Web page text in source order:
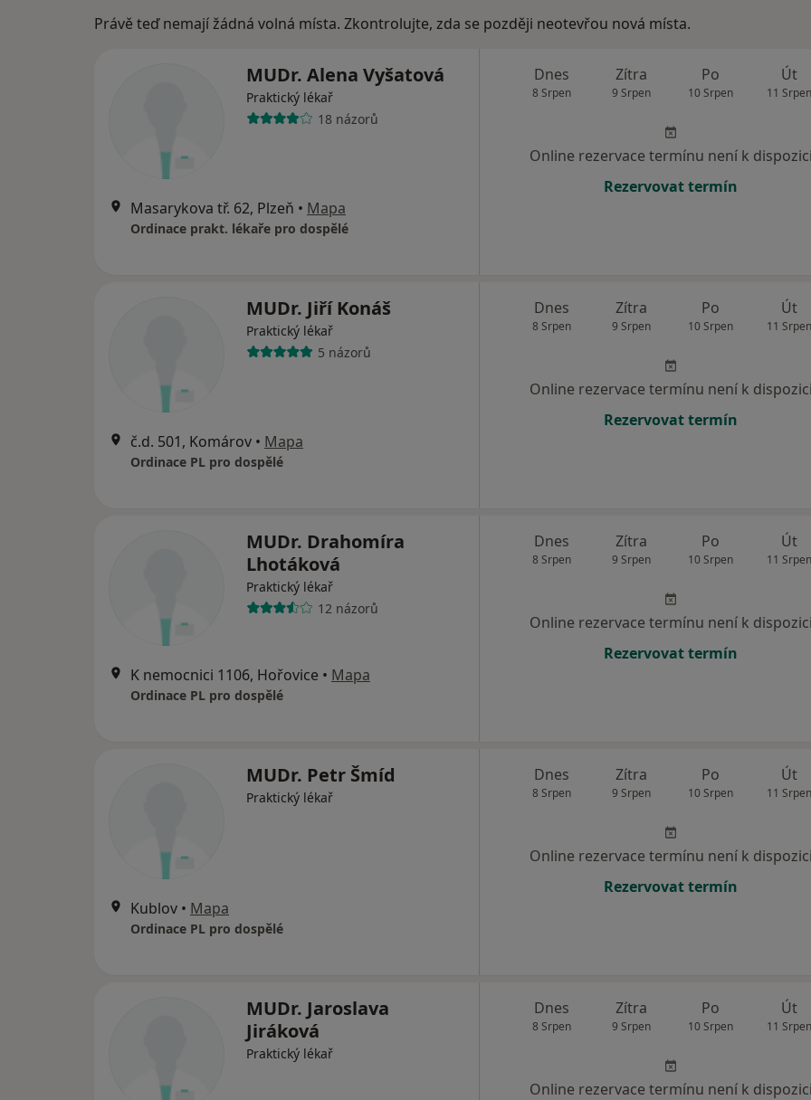
Právě teď nemají žádná volná místa. Zkontrolujte, zda se později neotevřou nová místa.
MUDr. Alena Vyšatová
Praktický lékař
18 názorů
Masarykova tř. 62, Plzeň • Mapa
Ordinace prakt. lékaře pro dospělé
Dnes
8 Srpen
Zítra
9 Srpen
Po
10 Srpen
Út
11 Srpen
Online rezervace termínu není k dispozici
Rezervovat termín
MUDr. Jiří Konáš
Praktický lékař
5 názorů
č.d. 501, Komárov • Mapa
Ordinace PL pro dospělé
Dnes
8 Srpen
Zítra
9 Srpen
Po
10 Srpen
Út
11 Srpen
Online rezervace termínu není k dispozici
Rezervovat termín
MUDr. Drahomíra
Lhotáková
Praktický lékař
12 názorů
K nemocnici 1106, Hořovice • Mapa
Ordinace PL pro dospělé
Dnes
8 Srpen
Zítra
9 Srpen
Po
10 Srpen
Út
11 Srpen
Online rezervace termínu není k dispozici
Rezervovat termín
MUDr. Petr Šmíd
Praktický lékař
Kublov • Mapa
Ordinace PL pro dospělé
Dnes
8 Srpen
Zítra
9 Srpen
Po
10 Srpen
Út
11 Srpen
Online rezervace termínu není k dispozici
Rezervovat termín
MUDr. Jaroslava
Jiráková
Praktický lékař
Dnes
8 Srpen
Zítra
9 Srpen
Po
10 Srpen
Út
11 Srpen
Online rezervace termínu není k dispozici